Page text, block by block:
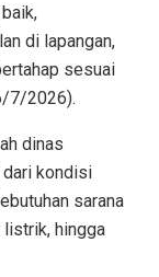
di lapangan,
sesuai
7/2026).
dinas
dari kondisi
sarana
listrik, hingga